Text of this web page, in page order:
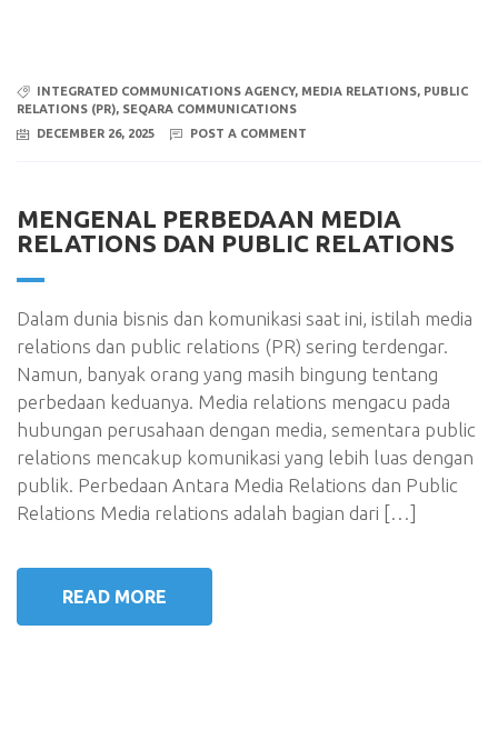
INTEGRATED COMMUNICATIONS AGENCY, MEDIA RELATIONS, PUBLIC
RELATIONS (PR), SEQARA COMMUNICATIONS
DECEMBER 26, 2025
POST A COMMENT
MENGENAL PERBEDAAN MEDIA
RELATIONS DAN PUBLIC RELATIONS
Dalam dunia bisnis dan komunikasi saat ini, istilah media
relations dan public relations (PR) sering terdengar.
Namun, banyak orang yang masih bingung tentang
perbedaan keduanya. Media relations mengacu pada
hubungan perusahaan dengan media, sementara public
relations mencakup komunikasi yang lebih luas dengan
publik. Perbedaan Antara Media Relations dan Public
Relations Media relations adalah bagian dari […]
READ MORE